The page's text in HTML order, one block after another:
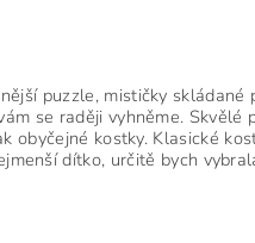
puzzle, mističky skládané
se raději vyhněme. Skvělé
obyčejné kostky. Klasické
dítko, určitě bych